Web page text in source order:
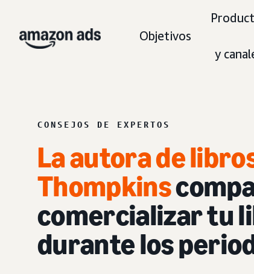
Objetivos
y
CONSEJOS DE EXPERTOS
La autora de
Thompkins
comercializar tu
durante los